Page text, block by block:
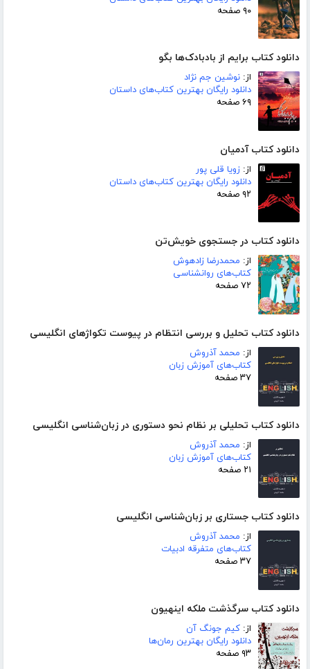
۹۰ صفحه
دانلود کتاب برایم از بادبادک‌ها بگو
از: نوشین جم نژاد
دانلود رایگان بهترین کتاب‌های داستان
۶۹ صفحه
دانلود کتاب آدمیان
از: زویا قلی پور
دانلود رایگان بهترین کتاب‌های داستان
۹۲ صفحه
دانلود کتاب در جستجوی خویش‌تن
از: محمدرضا زادهوش
کتاب‌های روانشناسی
۷۲ صفحه
دانلود کتاب تحلیل و بررسی انتظام در پیوست تکواژهای انگلیسی
از: محمد آذروش
کتاب‌های آموزش زبان
۳۷ صفحه
دانلود کتاب تحلیلی بر نظام نحو دستوری در زبان‌شناسی انگلیسی
از: محمد آذروش
کتاب‌های آموزش زبان
۲۱ صفحه
دانلود کتاب جستاری بر زبان‌شناسی انگلیسی
از: محمد آذروش
کتاب‌های متفرقه ادبیات
۳۷ صفحه
دانلود کتاب سرگذشت ملکه اینهیون
از: کیم جونگ آن
دانلود رایگان بهترین رمان‌ها
۹۳ صفحه